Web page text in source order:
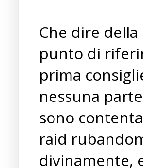
Che dire
punto di
prima
nessuna
sono
raid
divinamente,